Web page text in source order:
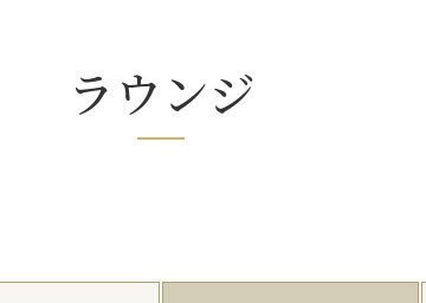
ラウンジ